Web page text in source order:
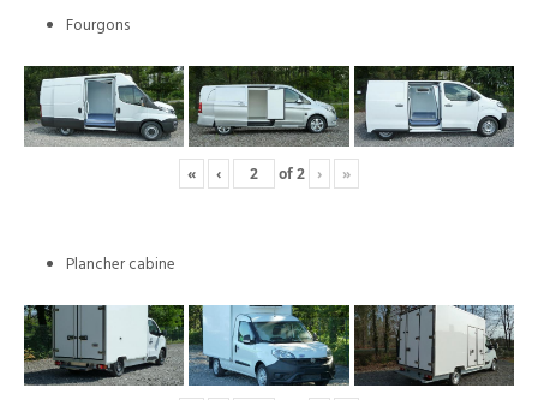
Fourgons
« ‹ of2 › »
Plancher cabine